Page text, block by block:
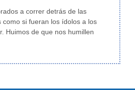
a correr detrás de las
como si fueran los ídolos a los
Huimos de que nos humillen